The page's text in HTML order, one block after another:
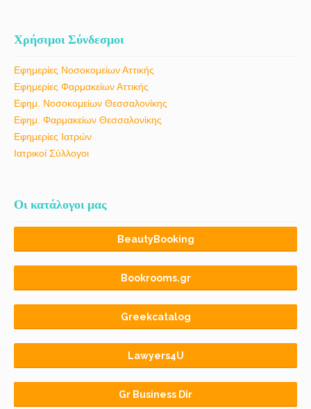
Χρήσιμοι Σύνδεσμοι
Εφημερίες Νοσοκομείων Αττικής
Εφημερίες Φαρμακείων Αττικής
Εφημ. Νοσοκομείων Θεσσαλονίκης
Εφημ. Φαρμακείων Θεσσαλονίκης
Εφημερίες Ιατρών
Ιατρικοί Σύλλογοι
Οι κατάλογοι μας
BeautyBooking
Bookrooms.gr
Greekcatalog
Lawyers4U
Gr Business Dir